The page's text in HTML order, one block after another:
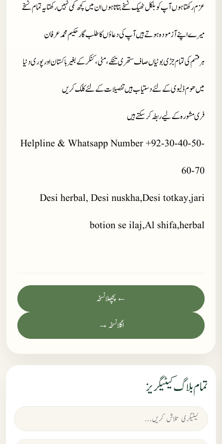
عزم رکھتا ہوں آپ کو بلکل ٹھیک نسخے بتاتا ہوں ان میں کچھ کمی نہیں رکھتا یہ تمام نسخے
میرے اپنے آزمودہ ہوتے ہیں آپ کی دعاؤں کا طلب گار حکیم محمد عرفان
ہر قسم کی تمام جڑی بوٹیاں صاف ستھری تنکے، مٹی، کنکر کے بغیر باکستان اور پوری دنیا
میں ھوم ڈلیوی کے لئے دستیاب ہیں تفصیلات کے لئے کلک کریں
فری مشورہ کے لیے ربطہ کر سکتے ہیں
Helpline & Whatsapp Number +92-30-40-50-
60-70
Desi herbal, Desi nuskha,Desi totkay,jari
botion se ilaj,Al shifa,herbal
← پچھلا نسخہ
اگلا نسخہ →
تمام بلاگ کیٹیگریز